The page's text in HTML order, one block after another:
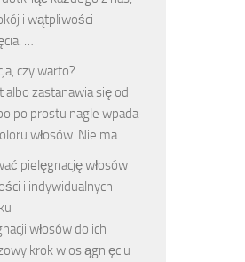
i wątpliwości
…
czy warto?
albo zastanawia się od
po prostu nagle wpada
włosów. Nie ma …
pielęgnację włosów
i indywidualnych
włosów do ich
krok w osiągnięciu